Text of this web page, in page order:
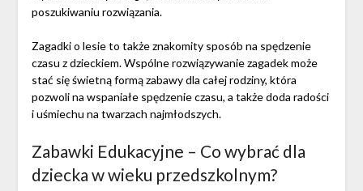
poszukiwaniu rozwiązania.
Zagadki o lesie to także znakomity sposób na spędzenie
czasu z dzieckiem. Wspólne rozwiązywanie zagadek może
stać się świetną formą zabawy dla całej rodziny, która
pozwoli na wspaniałe spędzenie czasu, a także doda radości
i uśmiechu na twarzach najmłodszych.
Zabawki Edukacyjne – Co wybrać dla
dziecka w wieku przedszkolnym?